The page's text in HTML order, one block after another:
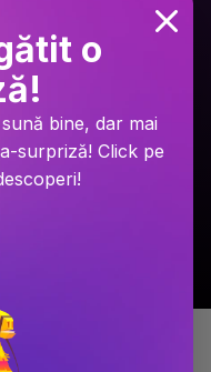
Secretul secretelor
94.9 Lei
o
bine, dar mai
surpriză! Click pe